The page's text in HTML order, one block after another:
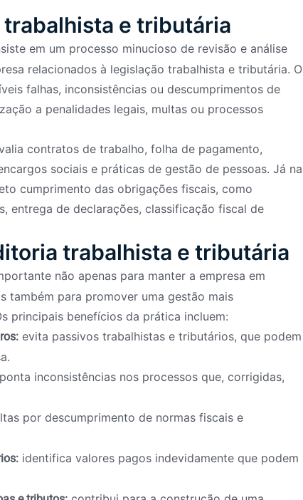
trabalhista e tributária
em um processo minucioso de revisão e análise
relacionados à legislação trabalhista e tributária. O
falhas, inconsistências ou descumprimentos de
a penalidades legais, multas ou processos
contratos de trabalho, folha de pagamento,
sociais e práticas de gestão de pessoas. Já na
cumprimento das obrigações fiscais, como
entrega de declarações, classificação fiscal de
trabalhista e tributária
não apenas para manter a empresa em
também para promover uma gestão mais
principais benefícios da prática incluem:
evita passivos trabalhistas e tributários, que podem
inconsistências nos processos que, corrigidas,
por descumprimento de normas fiscais e
identifica valores pagos indevidamente que podem